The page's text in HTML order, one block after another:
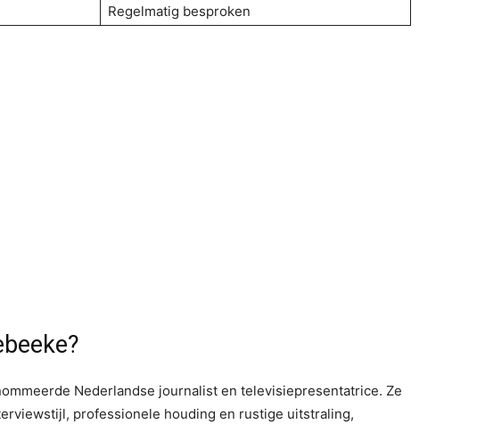
Regelmatig besproken
Nederlandse journalist en televisiepresentatrice. Ze
professionele houding en rustige uitstraling,